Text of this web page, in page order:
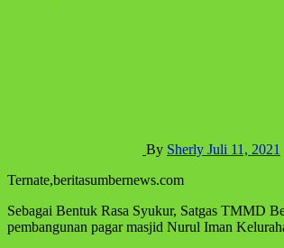
By Sherly Juli 11, 2021
Ternate,beritasumbernews.com
Sebagai Bentuk Rasa Syukur, Satgas TMMD
pembangunan pagar masjid Nurul Iman